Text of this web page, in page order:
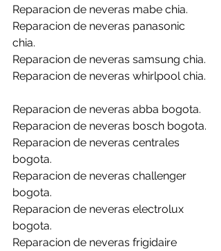
Reparacion de neveras mabe chia.
Reparacion de neveras panasonic
chia.
Reparacion de neveras samsung chia.
Reparacion de neveras whirlpool chia.
Reparacion de neveras abba bogota.
Reparacion de neveras bosch bogota.
Reparacion de neveras centrales
bogota.
Reparacion de neveras challenger
bogota.
Reparacion de neveras electrolux
bogota.
Reparacion de neveras frigidaire